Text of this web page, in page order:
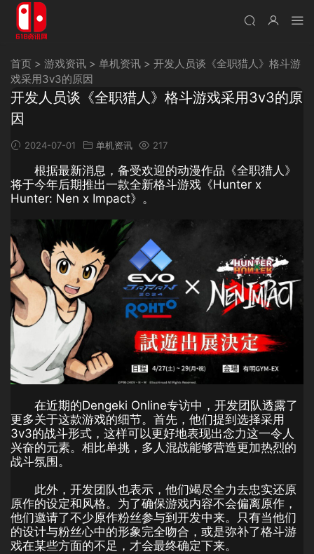
首页 > 游戏资讯 > 单机资讯 > 开发人员谈《全职猎人》格斗游
戏采用3v3的原因
开发人员谈《全职猎人》格斗游戏采用3v3的原
因
2024-07-01 单机资讯 217
根据最新消息，备受欢迎的动漫作品《全职猎人》
将于今年后期推出一款全新格斗游戏《Hunter x
Hunter: Nen x Impact》。
在近期的Dengeki Online专访中，开发团队透露了
更多关于这款游戏的细节。首先，他们提到选择采用
3v3的战斗形式，这样可以更好地表现出念力这一令人
兴奋的元素。相比单挑，多人混战能够营造更加热烈的
战斗氛围。
此外，开发团队也表示，他们竭尽全力去忠实还原
原作的设定和风格。为了确保游戏内容不会偏离原作，
他们邀请了不少原作粉丝参与到开发中来。只有当他们
的设计与粉丝心中的形象完全吻合，或是弥补了格斗游
戏在某些方面的不足，才会最终确定下来。